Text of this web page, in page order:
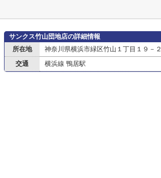
サンクス竹山団地店の詳細情報
所在地
神奈川県横浜市緑区竹山１丁目１９－２
交通 横浜線 鴨居駅